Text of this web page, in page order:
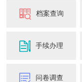
档案查询
手续办理
问卷调查